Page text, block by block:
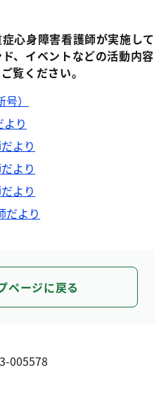
心身障害看護師が実施して
、イベントなどの活動内容
覧ください。
）
り
より
より
より
より
ページに戻る
005578